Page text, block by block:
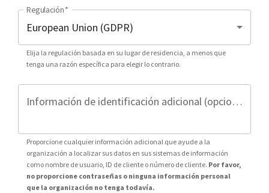
Regulación*
Elija la regulación basada en su lugar de residencia, a menos que
tenga una razón específica para elegir lo contrario.
Información de identificación adicional (opcional)
Proporcione cualquier información adicional que ayude a la
organización a localizar sus datos en sus sistemas de información
como nombre de usuario, ID de cliente o número de cliente. Por favor,
no proporcione contraseñas o ninguna información personal
que la organización no tenga todavía.